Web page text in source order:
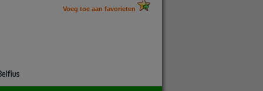
Voeg toe aan favorieten